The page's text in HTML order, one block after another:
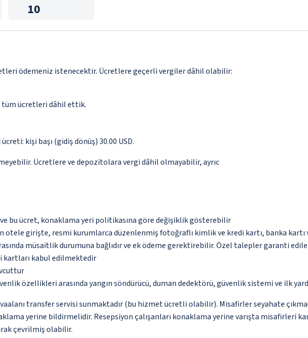
10
ödemeniz istenecektir. Ücretlere geçerli vergiler dâhil olabilir:
ücretleri dâhil ettik.
kişi başı (gidiş dönüş) 30.00 USD.
Ücretlere ve depozitolara vergi dâhil olmayabilir, ayrıc
bu ücret, konaklama yeri politikasına göre değişiklik gösterebilir
otele girişte, resmi kurumlarca düzenlenmiş fotoğraflı kimlik ve kredi kartı, banka
müsaitlik durumuna bağlıdır ve ek ödeme gerektirebilir. Özel talepler garanti
kartları kabul edilmektedir
özellikleri arasında yangın söndürücü, duman dedektörü, güvenlik sistemi ve ilk
transfer servisi sunmaktadır (bu hizmet ücretli olabilir). Misafirler seyahate
yerine bildirmelidir. Resepsiyon çalışanları konaklama yerine varışta misafirleri
çevrilmiş olabilir.